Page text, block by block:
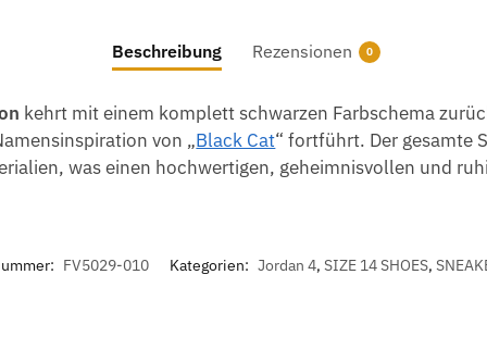
Beschreibung Rezensionen 0
kehrt mit einem komplett schwarzen Farbschema
von „Black Cat“ fortführt. Der gesamte
was einen hochwertigen, geheimnisvollen und
FV5029-010 Kategorien: Jordan 4, SIZE 14 SHOES,